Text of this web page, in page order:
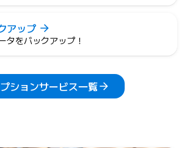
アップ
タをバックアップ！
ションサービス一覧